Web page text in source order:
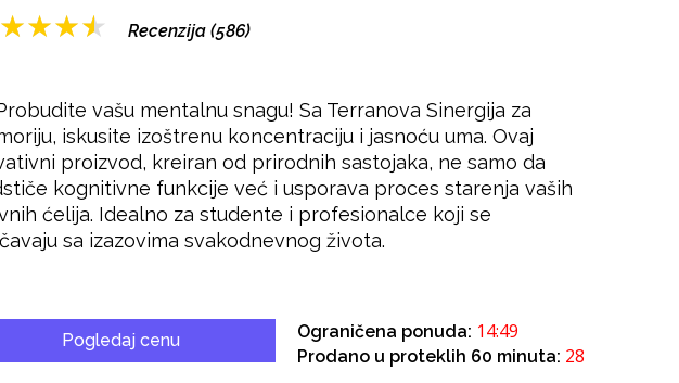
★★★★ Recenzija (586)
vašu mentalnu snagu! Sa Terranova Sinergija za
iskusite izoštrenu koncentraciju i jasnoću uma. Ovaj
proizvod, kreiran od prirodnih sastojaka, ne samo da
kognitivne funkcije već i usporava proces starenja vaših
ćelija. Idealno za studente i profesionalce koji se
sa izazovima svakodnevnog života.
Pogledaj cenu Ograničena ponuda: 14:49
Prodano u proteklih 60 minuta: 28